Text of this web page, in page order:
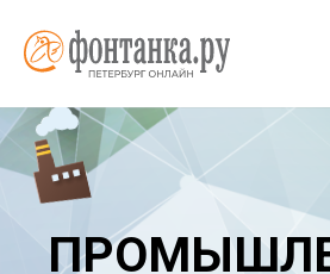
Лучшие спецпроекты и материалы
ПРОМЫШЛЕННЫЙ
ПЕТЕРБУРГ